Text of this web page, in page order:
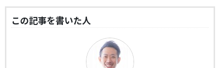
この記事を書いた人